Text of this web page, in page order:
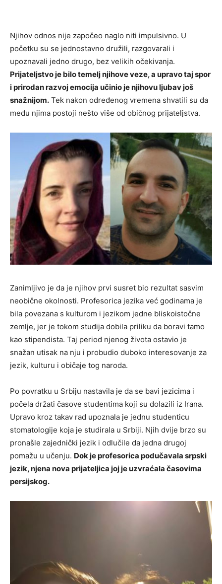
Njihov odnos nije započeo naglo niti impulsivno. U
početku su se jednostavno družili, razgovarali i
upoznavali jedno drugo, bez velikih očekivanja.
Prijateljstvo je bilo temelj njihove veze, a upravo taj spor
i prirodan razvoj emocija učinio je njihovu ljubav još
snažnijom. Tek nakon određenog vremena shvatili su da
među njima postoji nešto više od običnog prijateljstva.
Zanimljivo je da je njihov prvi susret bio rezultat sasvim
neobične okolnosti. Profesorica jezika već godinama je
bila povezana s kulturom i jezikom jedne bliskoistočne
zemlje, jer je tokom studija dobila priliku da boravi tamo
kao stipendista. Taj period njenog života ostavio je
snažan utisak na nju i probudio duboko interesovanje za
jezik, kulturu i običaje tog naroda.
Po povratku u Srbiju nastavila je da se bavi jezicima i
počela držati časove studentima koji su dolazili iz Irana.
Upravo kroz takav rad upoznala je jednu studenticu
stomatologije koja je studirala u Srbiji. Njih dvije brzo su
pronašle zajednički jezik i odlučile da jedna drugoj
pomažu u učenju. Dok je profesorica podučavala srpski
jezik, njena nova prijateljica joj je uzvraćala časovima
persijskog.